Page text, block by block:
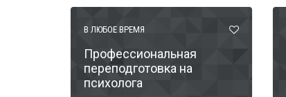
В ЛЮБОЕ ВРЕМЯ
Профессиональная
переподготовка на
психолога